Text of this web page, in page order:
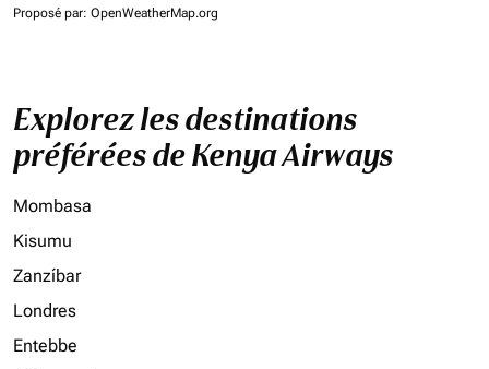
Proposé par: OpenWeatherMap.org
Explorez les destinations
préférées de Kenya Airways
Mombasa
Kisumu
Zanzíbar
Londres
Entebbe